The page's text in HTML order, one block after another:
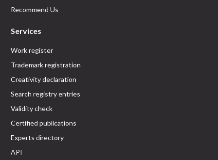
Recommend Us
Services
Work register
Trademark registration
Creativity declaration
Search registry entries
Validity check
Certified publications
Experts directory
API